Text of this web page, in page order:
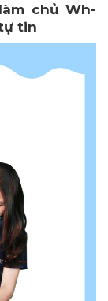
chủ Wh-
tin